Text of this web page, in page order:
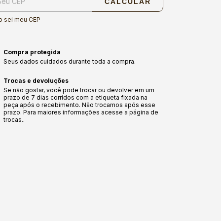
sei meu CEP
Compra protegida
Seus dados cuidados durante toda a compra.
Trocas e devoluções
Se não gostar, você pode trocar ou devolver em um
prazo de 7 dias corridos com a etiqueta fixada na
peça após o recebimento. Não trocamos após esse
prazo. Para maiores informações acesse a página de
trocas..